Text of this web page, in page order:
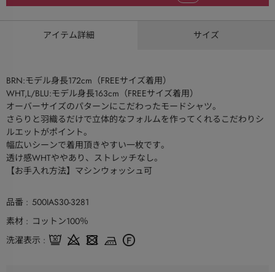
アイテム詳細 サイズ
BRN:モデル身長172cm（FREEサイズ着用）
WHT,L/BLU:モデル身長163cm（FREEサイズ着用）
オーバーサイズのパターンにこだわったモードシャツ。
さらりと羽織るだけで立体的なフォルムを作ってくれるこだわりシ
ルエットがポイント。
幅広いシーンで着用頂きやすい一枚です。
透け感WHTややあり、ストレッチなし。
【お手入れ方法】マシンウォッシュ可
品番
500IAS30-3281
素材
コットン100％
洗濯表示